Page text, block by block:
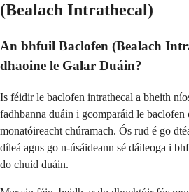
(Bealach Intrathecal)
An bhfuil Baclofen (Bealach
dhaoine le Galar Duáin?
Is féidir le baclofen intrathecal a bheith
fadhbanna duáin i gcomparáid le baclofen
monatóireacht chúramach. Ós rud é go
díleá agus go n-úsáideann sé dáileoga i
do chuid duáin.